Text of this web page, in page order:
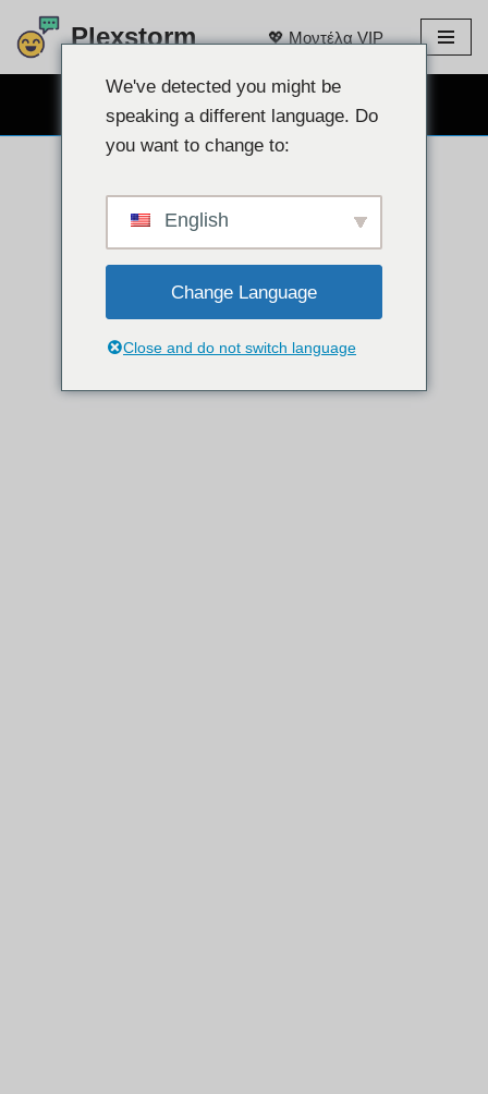
Μετάβαση
περιεχόμενο
Plexstorm 💖 Μοντέλα VIP
We've detected you might be
speaking a different language. Do
you want to change to:
English
Change Language
Close and do not switch language